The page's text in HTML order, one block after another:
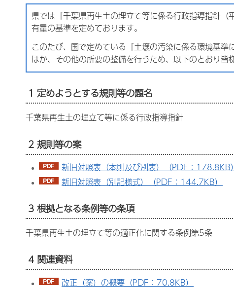
県では「千葉県再生土の埋立て等に係る行政指導指針
有量の基準を定めております。
このたび、国で定めている「土壌の汚染に係る環境基
ほか、その他の所要の整備を行うため、以下のとおり皆
1 定めようとする規則等の題名
千葉県再生土の埋立て等に係る行政指導指針
2 規則等の案
新旧対照表（本則及び別表）（PDF：178.8KB）
新旧対照表（別記様式）（PDF：144.7KB）
3 根拠となる条例等の条項
千葉県再生土の埋立て等の適正化に関する条例第5条
4 関連資料
改正（案）の概要（PDF：70.8KB）